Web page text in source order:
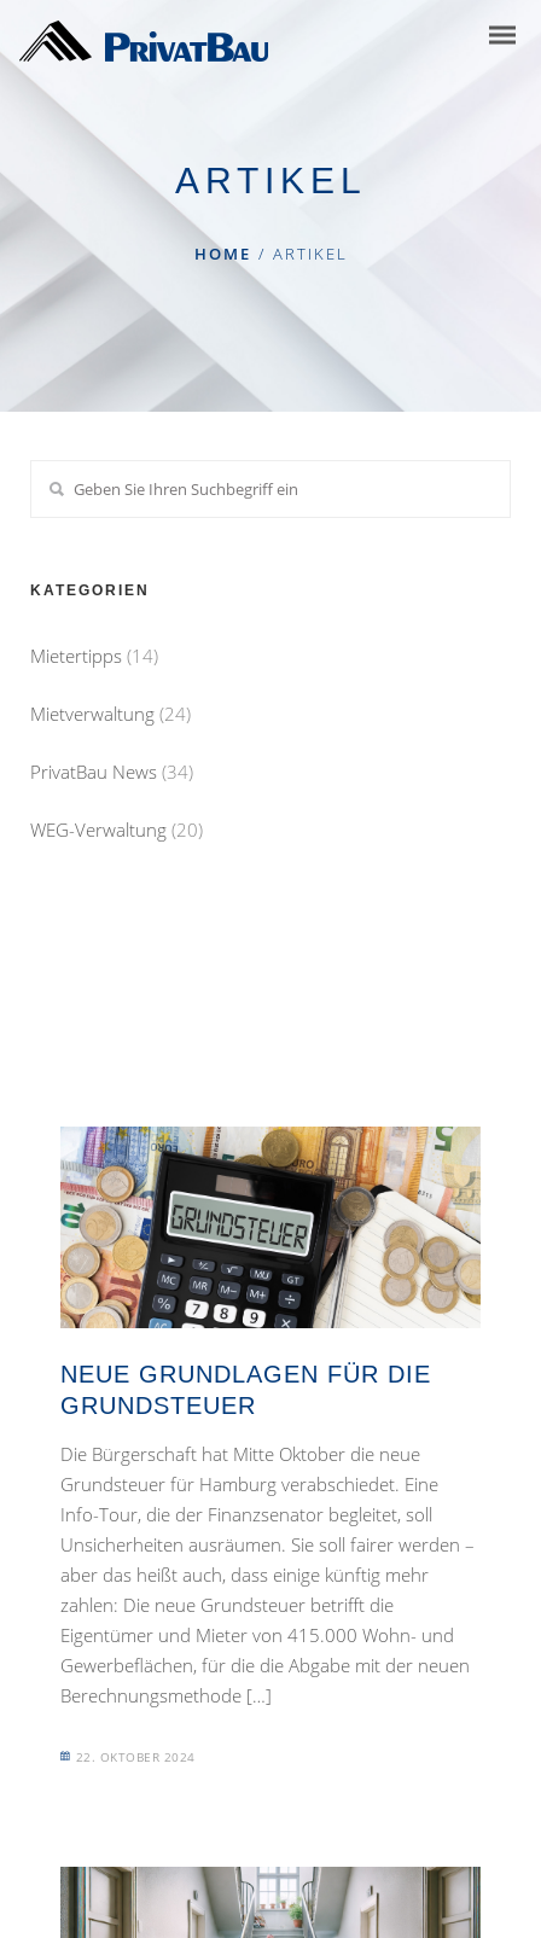
ARTIKEL
HOME / ARTIKEL
KATEGORIEN
Mietertipps (14)
Mietverwaltung (24)
PrivatBau News (34)
WEG-Verwaltung (20)
NEUE GRUNDLAGEN FÜR DIE
GRUNDSTEUER
Die Bürgerschaft hat Mitte Oktober die neue
Grundsteuer für Hamburg verabschiedet. Eine
Info-Tour, die der Finanzsenator begleitet, soll
Unsicherheiten ausräumen. Sie soll fairer werden –
aber das heißt auch, dass einige künftig mehr
zahlen: Die neue Grundsteuer betrifft die
Eigentümer und Mieter von 415.000 Wohn- und
Gewerbeflächen, für die die Abgabe mit der neuen
Berechnungsmethode […]
22. OKTOBER 2024